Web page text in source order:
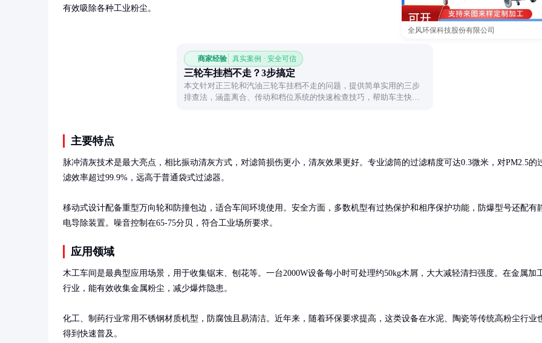
全风环保科技股份有限公司
有效吸除各种工业粉尘。
商家经验 真实案例 · 安全可信
三轮车挂档不走？3步搞定
本文针对正三轮和汽油三轮车挂档不走的问题，提供简单实用的三步
排查法，涵盖离合、传动和档位系统的快速检查技巧，帮助车主快速
主要特点
脉冲清灰技术是最大亮点，相比振动清灰方式，对滤筒损伤更小，清灰效果更好。专业滤筒的过滤精度可达0.3微米，对PM2.5的
滤效率超过99.9%，远高于普通袋式过滤器。
移动式设计配备重型万向轮和防撞包边，适合车间环境使用。安全方面，多数机型有过热保护和相序保护功能，防爆型号还配有
电导除装置。噪音控制在65-75分贝，符合工业场所要求。
应用领域
木工车间是最典型应用场景，用于收集锯末、刨花等。一台2000W设备每小时可处理约50kg木屑，大大减轻清扫强度。在金属加
行业，能有效收集金属粉尘，减少爆炸隐患。
化工、制药行业常用不锈钢材质机型，防腐蚀且易清洁。近年来，随着环保要求提高，这类设备在水泥、陶瓷等传统高粉尘行业
得到快速普及。